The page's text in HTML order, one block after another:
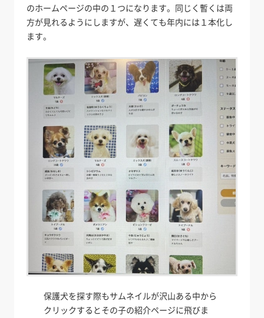
のホームページの中の１つになります。同じく暫くは両
方が見れるようにしますが、遅くても年内には１本化し
ます。
保護犬を探す際もサムネイルが沢山ある中から
クリックするとその子の紹介ページに飛びま